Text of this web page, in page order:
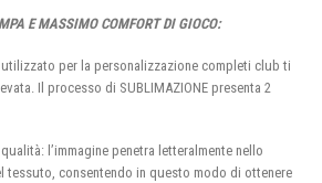
E MASSIMO COMFORT DI GIOCO:
per la personalizzazione completi club ti
Il processo di SUBLIMAZIONE presenta 2
l’immagine penetra letteralmente nello
tessuto, consentendo in questo modo di ottenere